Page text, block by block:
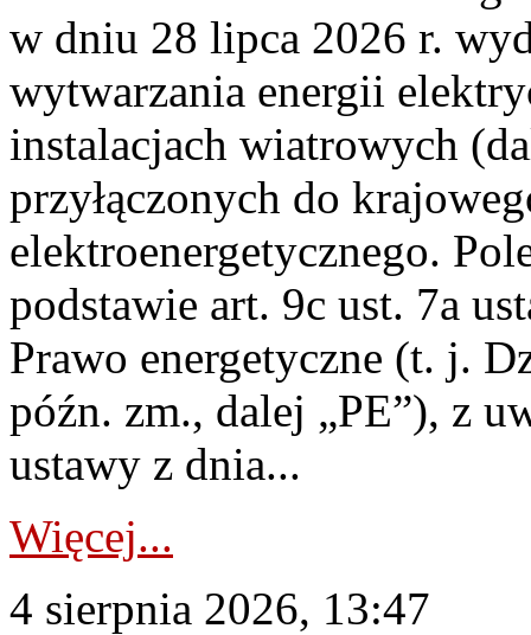
w dniu 28 lipca 2026 r.
wytwarzania energii
instalacjach wiatrowych
przyłączonych do
elektroenergetycznego.
podstawie art. 9c ust. 7a
Prawo energetyczne (t. j.
późn. zm., dalej „PE”), z
ustawy z dnia...
Więcej...
4 sierpnia 2026, 13:47